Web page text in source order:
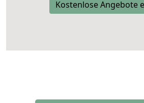
Kostenlose Angebote